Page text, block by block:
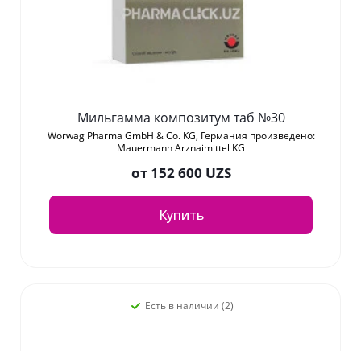
Мильгамма композитум таб №30
Worwag Pharma GmbH & Co. KG, Германия произведено:
Mauermann Arznaimittel KG
от 152 600 UZS
Купить
Есть в наличии (2)